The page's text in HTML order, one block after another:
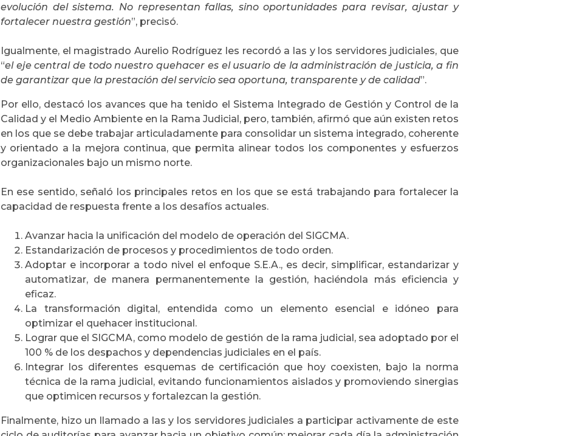
evolución del sistema. No representan fallas, sino oportunidades para revisar, ajustar y
fortalecer nuestra gestión”, precisó.
Igualmente, el magistrado Aurelio Rodríguez les recordó a las y los servidores judiciales, que
“el eje central de todo nuestro quehacer es el usuario de la administración de justicia, a fin
de garantizar que la prestación del servicio sea oportuna, transparente y de calidad”.
Por ello, destacó los avances que ha tenido el Sistema Integrado de Gestión y Control de la
Calidad y el Medio Ambiente en la Rama Judicial, pero, también, afirmó que aún existen retos
en los que se debe trabajar articuladamente para consolidar un sistema integrado, coherente
y orientado a la mejora continua, que permita alinear todos los componentes y esfuerzos
organizacionales bajo un mismo norte.
En ese sentido, señaló los principales retos en los que se está trabajando para fortalecer la
capacidad de respuesta frente a los desafíos actuales.
Avanzar hacia la unificación del modelo de operación del SIGCMA.
Estandarización de procesos y procedimientos de todo orden.
Adoptar e incorporar a todo nivel el enfoque S.E.A., es decir, simplificar, estandarizar y
automatizar, de manera permanentemente la gestión, haciéndola más eficiencia y
eficaz.
La transformación digital, entendida como un elemento esencial e idóneo para
optimizar el quehacer institucional.
Lograr que el SIGCMA, como modelo de gestión de la rama judicial, sea adoptado por el
100 % de los despachos y dependencias judiciales en el país.
Integrar los diferentes esquemas de certificación que hoy coexisten, bajo la norma
técnica de la rama judicial, evitando funcionamientos aislados y promoviendo sinergias
que optimicen recursos y fortalezcan la gestión.
Finalmente, hizo un llamado a las y los servidores judiciales a participar activamente de este